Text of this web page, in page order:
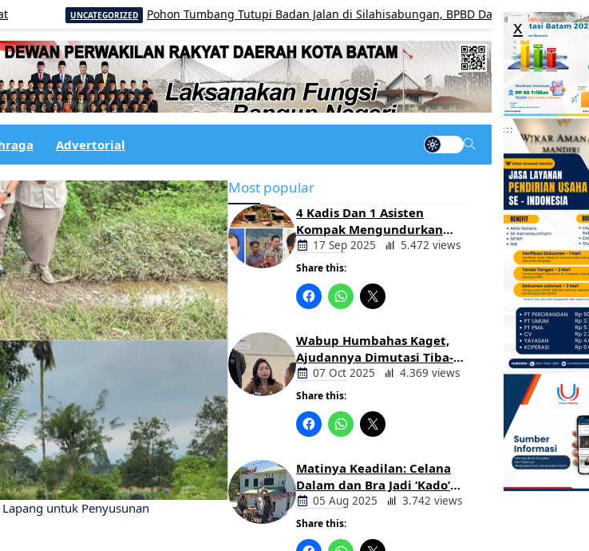
UNCATEGORIZED Pohon Tumbang Tutupi Badan Jalan di Silahisabungan, BPBD Dairi Bergerak Cepat
Advertorial
untuk Penyusunan
Most popular
4 Kadis Dan 1 Asisten
Kompak Mengundurkan
Diri, Ada Apa Pemerintahan
Oloan
17 Sep 2025 5.472 views
Share this:
Wabup Humbahas Kaget,
Ajudannya Dimutasi Tiba-
tiba Tanpa Alasan Oleh
Bupati
07 Oct 2025 4.369 views
Share this:
Matinya Keadilan: Celana
Dalam dan Bra Jadi ‘Kado’
untuk Kajari Bulukumba
05 Aug 2025 3.742 views
Share this:
x